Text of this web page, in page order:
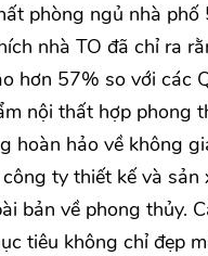
phòng ngủ nhà
nhà TO đã chỉ ra
57% so với các
nội thất hợp phong
hoàn hảo về không
ty thiết kế và
bản về phong thủy.
tiêu không chỉ đẹp